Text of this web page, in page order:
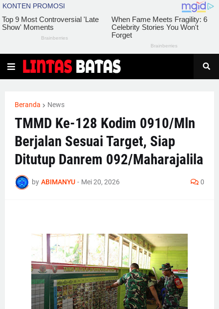
Beranda News
TMMD Ke-128 Kodim 0910/Mln
Berjalan Sesuai Target, Siap
Ditutup Danrem 092/Maharajalila
by ABIMANYU - Mei 20, 2026 0